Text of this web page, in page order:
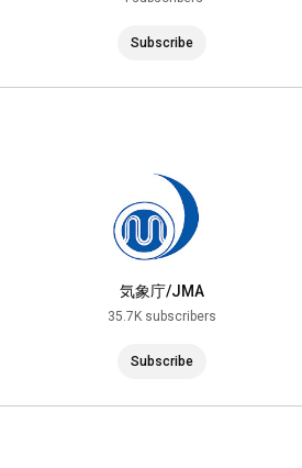
Subscribe
気象庁/JMA
35.7K subscribers
Subscribe